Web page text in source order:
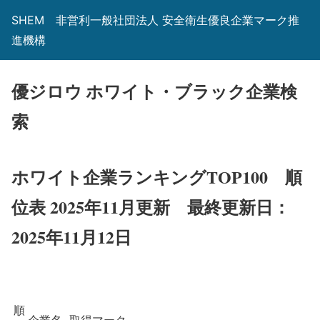
SHEM 非営利一般社団法人 安全衛生優良企業マーク推
進機構
優ジロウ ホワイト・ブラック企業検
索
ホワイト企業ランキングTOP100 順
位表 2025年11月更新 最終更新日：
2025年11月12日
順